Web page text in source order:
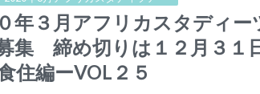
０年３月アフリカスタディ
集 締め切りは１２月３１
住編ーVOL２５